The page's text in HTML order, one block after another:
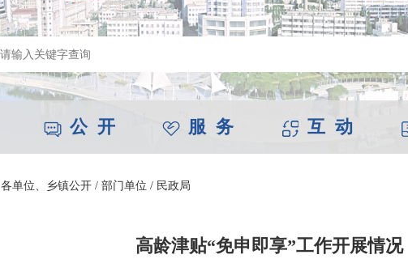
公 开 服 务 互 动
各单位、乡镇公开 / 部门单位 / 民政局
高龄津贴“免申即享”工作开展情况